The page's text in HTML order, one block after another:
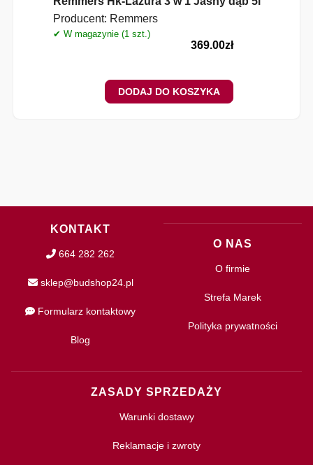
Producent: Remmers
✔ W magazynie (1 szt.)
369.00zł
DODAJ DO KOSZYKA
KONTAKT
664 282 262
sklep@budshop24.pl
Formularz kontaktowy
Blog
O NAS
O firmie
Strefa Marek
Polityka prywatności
ZASADY SPRZEDAŻY
Warunki dostawy
Reklamacje i zwroty